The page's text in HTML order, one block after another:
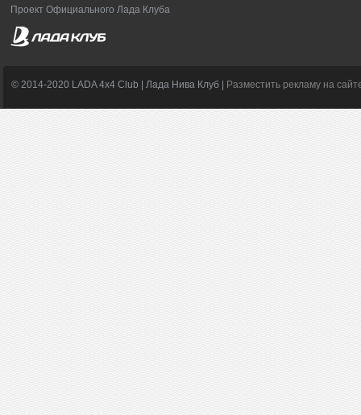
Проект Официального Лада Клуба
© 2014-2020 LADA 4x4 Club | Лада Нива Клуб | Разместить рекламу на